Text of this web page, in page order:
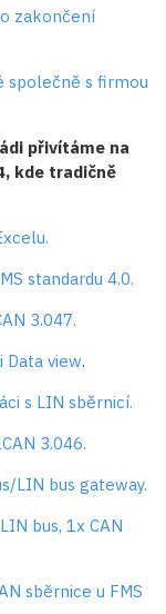
zakončení
společně s firmou
přivítáme na
kde tradičně
standardu 4.0.
3.047.
view.
s LIN sběrnicí.
3.046.
LIN bus gateway.
bus, 1x CAN
sběrnice u FMS